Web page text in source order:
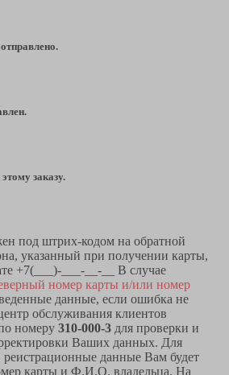
заказу.
под штрих-кодом на обратной
указанный при получении карты,
+7(___)-___-__-__ В случае
номер карты и/или номер
данные, если ошибка не
обслуживания клиентов
номеру 310-000-3 для проверки и
Ваших данных. Для
данные Вам будет
карты и Ф.И.О. владельца. На